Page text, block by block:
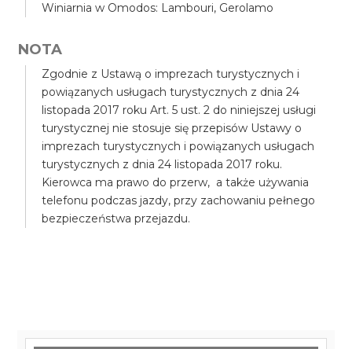
Winiarnia w Omodos: Lambouri, Gerolamo
NOTA
Zgodnie z Ustawą o imprezach turystycznych i
powiązanych usługach turystycznych z dnia 24
listopada 2017 roku Art. 5 ust. 2 do niniejszej usługi
turystycznej nie stosuje się przepisów Ustawy o
imprezach turystycznych i powiązanych usługach
turystycznych z dnia 24 listopada 2017 roku.
Kierowca ma prawo do przerw, a także używania
telefonu podczas jazdy, przy zachowaniu pełnego
bezpieczeństwa przejazdu.